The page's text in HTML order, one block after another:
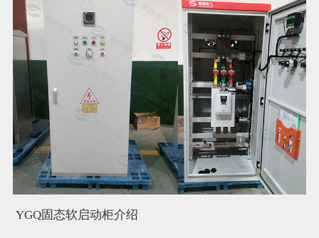
YGQ固态软启动柜介绍